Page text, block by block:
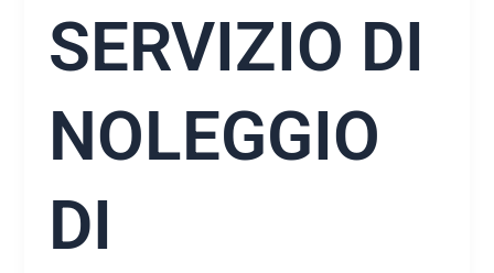
SERVIZIO DI
NOLEGGIO
DI